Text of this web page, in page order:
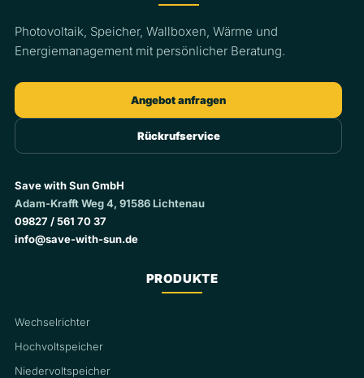
Photovoltaik, Speicher, Wallboxen, Wärme und
Energiemanagement mit persönlicher Beratung.
Angebot anfragen
Rückrufservice
Save with Sun GmbH
Adam-Krafft Weg 4, 91586 Lichtenau
09827 / 561 70 37
info@save-with-sun.de
PRODUKTE
Wechselrichter
Hochvoltspeicher
Niedervoltspeicher